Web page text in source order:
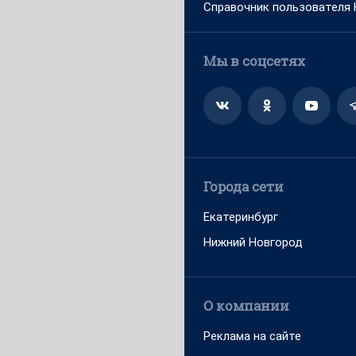
Справочник пользователя
Мы в соцсетях
Города сети
Екатеринбург
Нижний Новгород
О компании
Реклама на сайте